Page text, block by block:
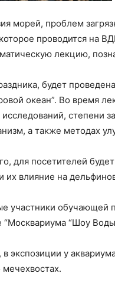
морей, проблем
проводится на
лекцию,
будет
океан”. Во время
исследований, степени
а также методах
для посетителей
их влияние на
участники обучающей
“Москвариума “Шоу
экспозиции у
мечехвостах.